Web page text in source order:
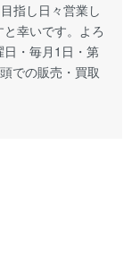
指し日々営業し
幸いです。よろ
日・毎月1日・第
での販売・買取